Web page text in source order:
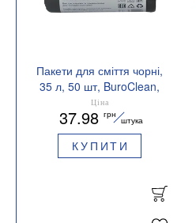
Пакети для сміття чорні,
35 л, 50 шт, BuroClean,
10200015
Ціна
37.98 грн
штука
КУПИТИ